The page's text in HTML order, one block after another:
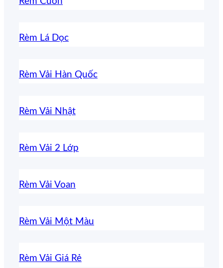
Rèm Lá Dọc
Rèm Vải Hàn Quốc
Rèm Vải Nhật
Rèm Vải 2 Lớp
Rèm Vải Voan
Rèm Vải Một Màu
Rèm Vải Giá Rẻ